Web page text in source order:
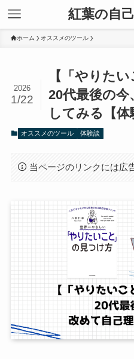
紅葉の自
ホーム オススメのツール
【「やりた
20代最後の今
してみる【体
2026
1/22
オススメのツール 体験談
当ページのリンクには広